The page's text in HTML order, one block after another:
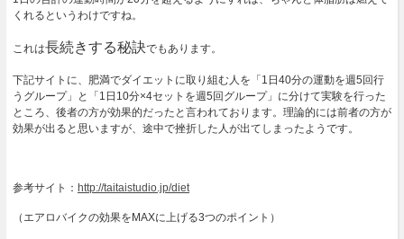
くれるというわけですね。
これは長続きする秘訣でもあります。
下記サイトに、肥満でダイエットに取り組む人を「1日40分の運動を週5回行
うグループ」と「1日10分×4セットを週5回グループ」に分けて実験を行った
ところ、後者の方が効果的だったと言われております。理論的には前者の方が
効果が出ると思いますが、途中で挫折した人が出てしまったようです。
参考サイト： http://taitaistudio.jp/diet
（エアロバイクの効果をMAXに上げる3つのポイント）